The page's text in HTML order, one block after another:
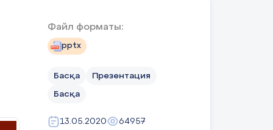
ҚБ «Мадақтау
әдісімен
дәптері.
Файл форматы:
pptx
Басқа Презентация
Басқа
13.05.2020 64957